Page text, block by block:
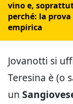
vino e,
perché: la prova
empirica
Jovanotti si
Teresina è (o
un